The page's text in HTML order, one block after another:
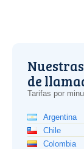
de
Tarifas por
Argentina
Chile
Colombia